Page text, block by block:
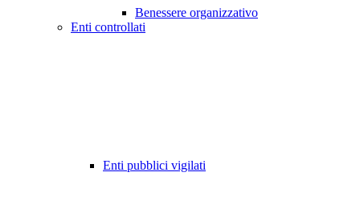
Benessere organizzativo
Enti controllati
Enti pubblici vigilati